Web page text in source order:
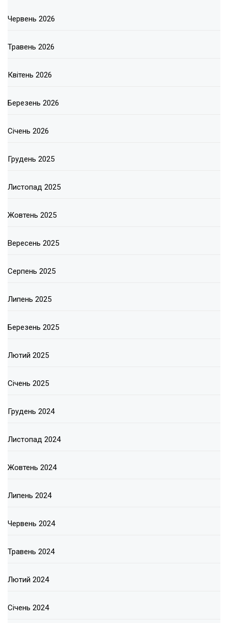
Червень 2026
Травень 2026
Квітень 2026
Березень 2026
Січень 2026
Грудень 2025
Листопад 2025
Жовтень 2025
Вересень 2025
Серпень 2025
Липень 2025
Березень 2025
Лютий 2025
Січень 2025
Грудень 2024
Листопад 2024
Жовтень 2024
Липень 2024
Червень 2024
Травень 2024
Лютий 2024
Січень 2024